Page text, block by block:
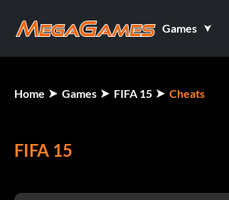
Games
Home Games FIFA 15 Cheats
FIFA 15